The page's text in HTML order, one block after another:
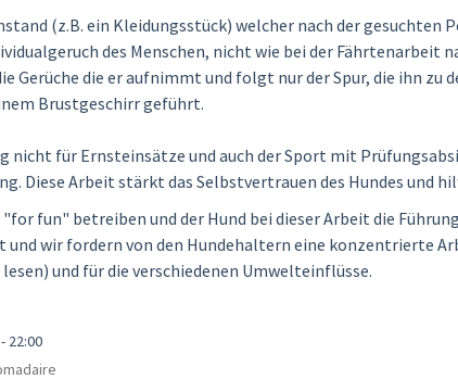
(z.B. ein Kleidungsstück) welcher nach der
des Menschen, nicht wie bei der Fährtenarbeit
Gerüche die er aufnimmt und folgt nur der Spur, die ihn
Brustgeschirr geführt.
nicht für Ernsteinsätze und auch der Sport mit
Diese Arbeit stärkt das Selbstvertrauen des Hundes und
fun" betreiben und der Hund bei dieser Arbeit die
und wir fordern von den Hundehaltern eine konzentrierte
und für die verschiedenen Umwelteinflüsse.
22:00